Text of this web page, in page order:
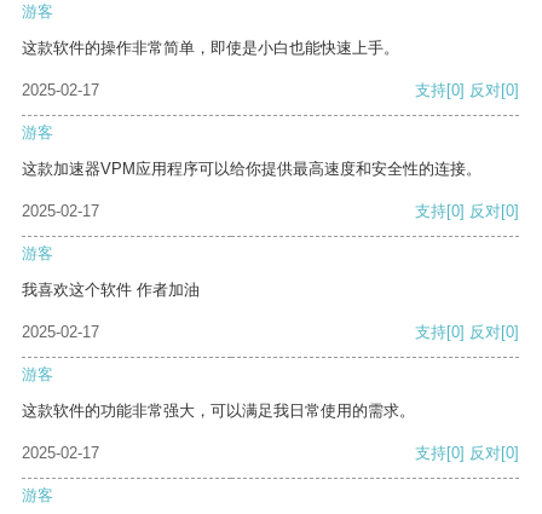
游客
这款软件的操作非常简单，即使是小白也能快速上手。
2025-02-17 支持[0] 反对[0]
游客
这款加速器VPM应用程序可以给你提供最高速度和安全性的连接。
2025-02-17 支持[0] 反对[0]
游客
我喜欢这个软件 作者加油
2025-02-17 支持[0] 反对[0]
游客
这款软件的功能非常强大，可以满足我日常使用的需求。
2025-02-17 支持[0] 反对[0]
游客